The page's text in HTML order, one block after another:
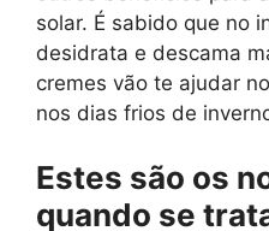
solar. É sabido que no
desidrata e descama
cremes vão te ajudar
nos dias frios de
Estes são os
quando se